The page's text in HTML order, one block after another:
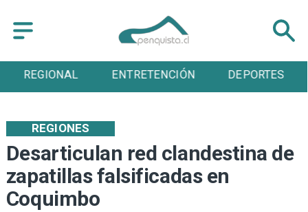
REGIONAL ENTRETENCIÓN DEPORTES
Desarticulan red clandestina de
zapatillas falsificadas en
Coquimbo
REGIONES